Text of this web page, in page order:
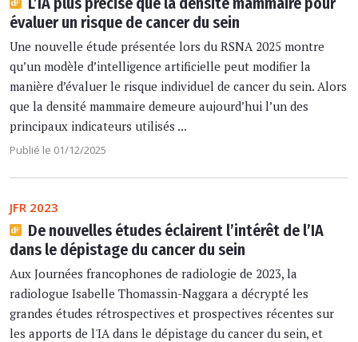
évaluer un risque de cancer du sein
Une nouvelle étude présentée lors du RSNA 2025 montre
qu’un modèle d’intelligence artificielle peut modifier la
manière d’évaluer le risque individuel de cancer du sein. Alors
que la densité mammaire demeure aujourd’hui l’un des
principaux indicateurs utilisés ...
Publié le 01/12/2025
JFR 2023
De nouvelles études éclairent l’intérêt de l’IA
dans le dépistage du cancer du sein
Aux Journées francophones de radiologie de 2023, la
radiologue Isabelle Thomassin-Naggara a décrypté les
grandes études rétrospectives et prospectives récentes sur
les apports de l'IA dans le dépistage du cancer du sein, et